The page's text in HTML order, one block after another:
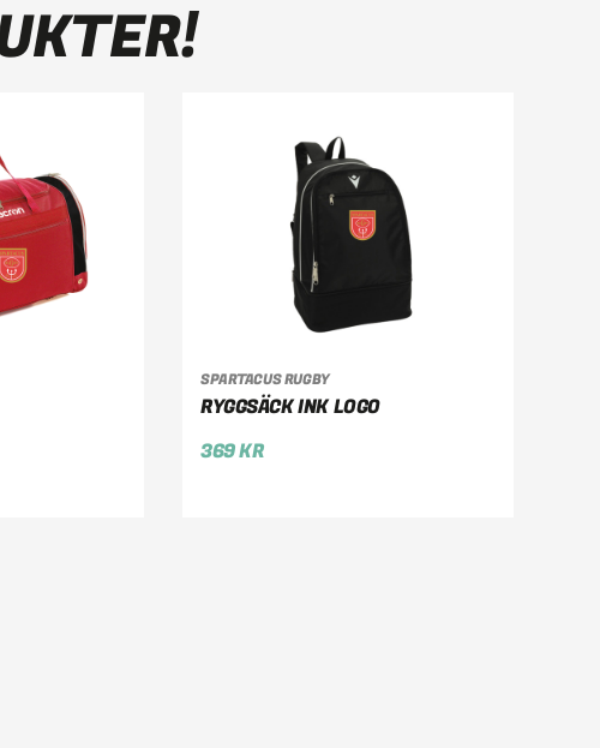
SPARTACUS RUGBY
RYGGSÄCK INK LOGO
369KR
LÄGG TILL I VARUKORG